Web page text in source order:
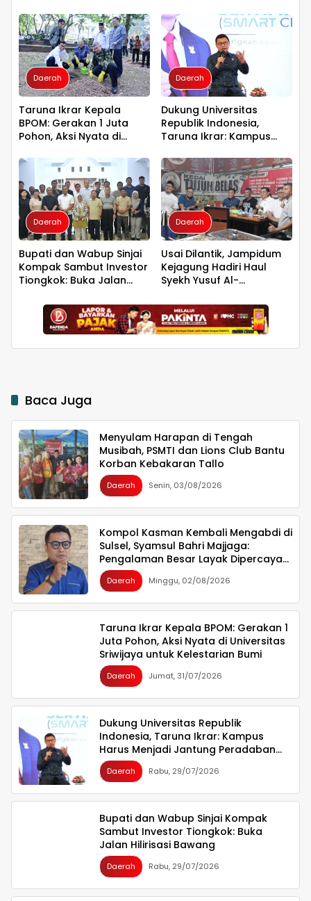
Dipercaya Memimpin
Daerah
Taruna Ikrar Kepala
BPOM: Gerakan 1 Juta
Pohon, Aksi Nyata di
untuk Kelestarian Bumi
Daerah
Dukung Universitas
Republik Indonesia,
Taruna Ikrar: Kampus
Peradaban seperti
Jepang dan China
Wujudkan Indonesia
Emas 2045
Daerah
Bupati dan Wabup Sinjai
Kompak Sambut Investor
Tiongkok: Buka Jalan
Daerah
Usai Dilantik, Jampidum
Kejagung Hadiri Haul
Syekh Yusuf Al-
hingga Malam di
Makassar
Baca Juga
Menyulam Harapan di Tengah
Musibah, PSMTI dan Lions Club Bantu
Korban Kebakaran Tallo
Daerah Senin, 03/08/2026
Kompol Kasman Kembali Mengabdi di
Sulsel, Syamsul Bahri Majjaga:
Pengalaman Besar Layak Dipercaya
Memimpin
Daerah Minggu, 02/08/2026
Taruna Ikrar Kepala BPOM: Gerakan 1
Juta Pohon, Aksi Nyata di Universitas
Sriwijaya untuk Kelestarian Bumi
Daerah Jumat, 31/07/2026
Dukung Universitas Republik
Indonesia, Taruna Ikrar: Kampus
Harus Menjadi Jantung Peradaban
seperti Jepang dan China Wujudkan
Indonesia Emas 2045
Daerah Rabu, 29/07/2026
Bupati dan Wabup Sinjai Kompak
Sambut Investor Tiongkok: Buka
Jalan Hilirisasi Bawang
Daerah Rabu, 29/07/2026